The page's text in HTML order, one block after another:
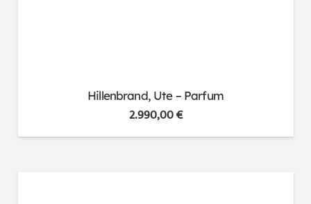
Hillenbrand, Ute – Parfum
2.990,00€